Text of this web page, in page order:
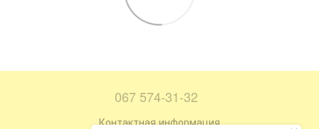
067 574-31-32
Контактная информация